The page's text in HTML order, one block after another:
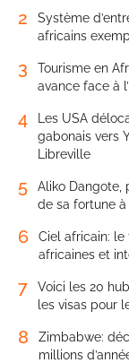
2
Système
africains
3
Tourisme en
avance face à
4
Les USA
gabonais vers
Libreville
5
Aliko Dangote,
de sa fortune
6
Ciel africain:
africaines et
7
Voici les 20
les visas pour
8
Zimbabwe:
millions